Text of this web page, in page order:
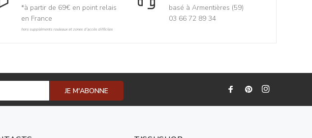
*à partir de 69€ en point relais
en France
hors suppléments rouleaux et zones d'accès difficiles
basé à Armentières (59)
03 66 72 89 34
JE M'ABONNE